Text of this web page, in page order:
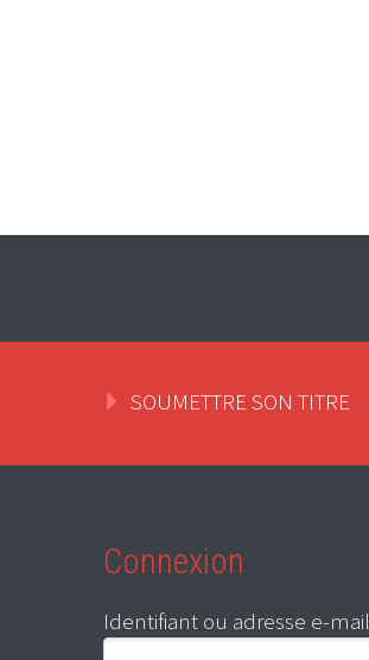
SOUMETTRE SON TITRE
Connexion
Identifiant ou adresse e-mail